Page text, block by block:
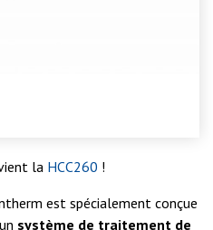
la HCC260 !
est spécialement conçue
système de traitement de